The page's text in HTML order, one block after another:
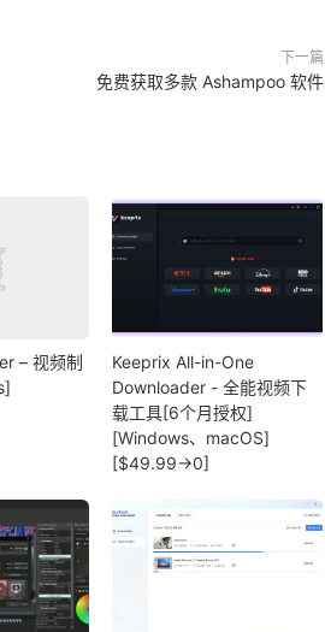
下一篇
免费获取多款 Ashampoo 软件
– 视频制
Keeprix All-in-One
Downloader - 全能视频下
载工具[6个月授权]
[Windows、macOS]
[$49.99→0]